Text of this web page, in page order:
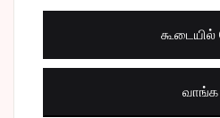
கூடையில்
வாங்க